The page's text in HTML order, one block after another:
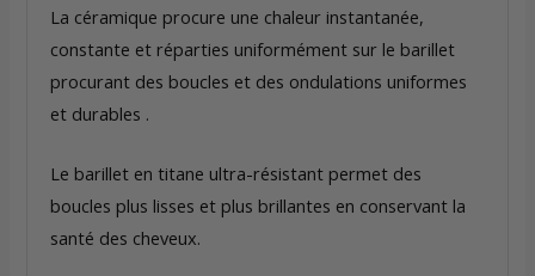
La céramique procure une chaleur instantanée,
constante et réparties uniformément sur le barillet
procurant des boucles et des ondulations uniformes
et durables .
Le barillet en titane ultra-résistant permet des
boucles plus lisses et plus brillantes en conservant la
santé des cheveux.